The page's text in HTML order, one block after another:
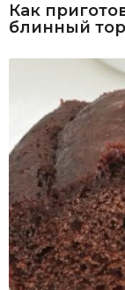
Как
блинный